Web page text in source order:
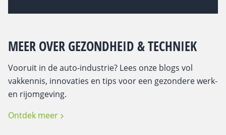
MEER OVER GEZONDHEID & TECHNIEK
Vooruit in de auto-industrie? Lees onze blogs vol
vakkennis, innovaties en tips voor een gezondere werk-
en rijomgeving.
Ontdek meer